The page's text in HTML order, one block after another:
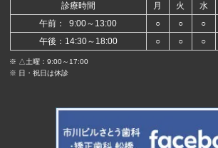
診療時間 月 火 水
午前： 9:00～13:00
○ ○ ○
午後：14:30～18:00
○ ○ ○
※ △土曜：9:00～17:00
※ 日・祝日は休診